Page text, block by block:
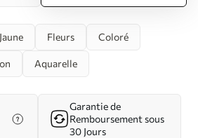
Jaune Fleurs Coloré
Aquarelle
Garantie de
Remboursement sous
30 Jours